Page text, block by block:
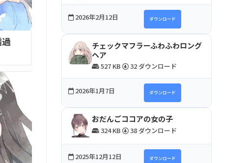
2026年2月12日 ダウンロード
チェックマフラーふわふわロング
ヘア
527 KB 32 ダウンロード
2026年1月7日 ダウンロード
おだんごココアの女の子
324 KB 38 ダウンロード
2025年12月12日 ダウンロード